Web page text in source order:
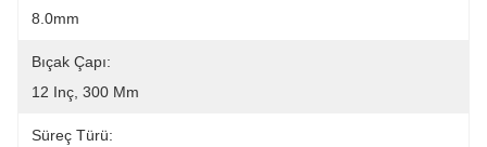
8.0mm
Bıçak Çapı:
12 Inç, 300 Mm
Süreç Türü: